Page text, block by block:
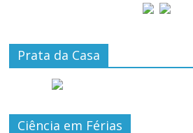
Prata da Casa
Ciência em Férias